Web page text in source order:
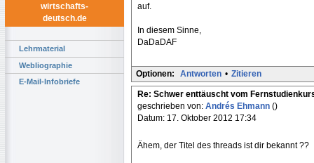
wirtschafts-
deutsch.de
Lehrmaterial
Webliographie
E-Mail-Infobriefe
auf.
In diesem Sinne,
DaDaDAF
Optionen: Antworten • Zitieren
Re: Schwer enttäuscht vom
geschrieben von: Andrés Ehmann ()
Datum: 17. Oktober 2012 17:34
Ähem, der Titel des threads ist dir bekannt ??